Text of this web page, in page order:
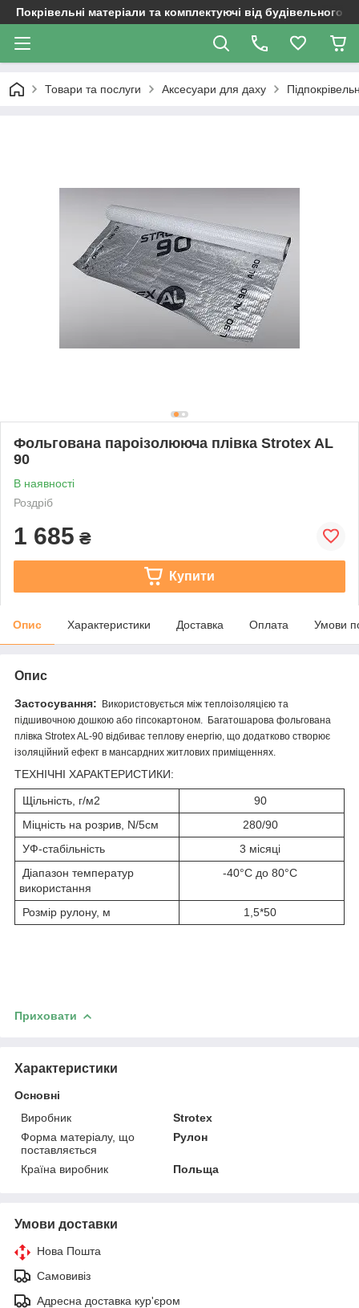
Покрівельні матеріали та комплектуючі від будівельного
Товари та послуги Аксесуари для даху
Фольгована пароізолююча плівка Strotex AL
90
В наявності
Роздріб
1 685 ₴
Купити
Опис Характеристики Доставка Оплата Умови
Опис
Застосування: Використовується між теплоізоляцією та
підшивочною дошкою або гіпсокартоном. Багатошарова фольгована
плівка Strotex AL-90 відбиває теплову енергію, що додатково створює
ізоляційний ефект в мансардних житлових приміщеннях.
ТЕХНІЧНІ ХАРАКТЕРИСТИКИ:
Щільність, г/м2
90
Міцність на розрив, N/5см
280/90
УФ-стабільність
3 місяці
Діапазон температур
використання
-40°С до 80°С
Розмір рулону, м 1,5*50
Приховати
Характеристики
Основні
Виробник
Strotex
Форма матеріалу, що
поставляється
Рулон
Країна виробник Польща
Умови доставки
Нова Пошта
Самовивіз
Адресна доставка кур'єром